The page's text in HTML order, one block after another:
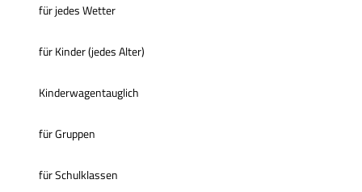
für jedes Wetter
für Kinder (jedes Alter)
Kinderwagentauglich
für Gruppen
für Schulklassen